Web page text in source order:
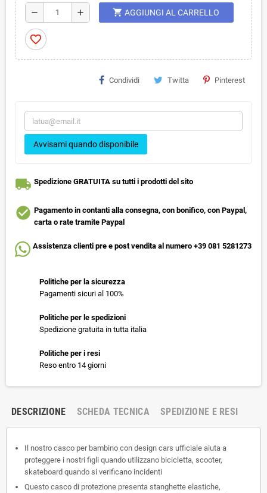
remove add shopping_cart AGGIUNGI AL CARRELLO
favorite_border
Condividi Twitta Pinterest
Avvisami quando disponibile
local_shipping Spedizione GRATUITA su tutti i prodotti del sito
check_circle Pagamento in contanti alla consegna, con bonifico, con Paypal,
carta o rate tramite Paypal
Assistenza clienti pre e post vendita al numero +39 081 5281273
Politiche per la sicurezza
Pagamenti sicuri al 100%
Politiche per le spedizioni
Spedizione gratuita in tutta italia
Politiche per i resi
Reso entro 14 giorni
DESCRIZIONE SCHEDA TECNICA SPEDIZIONE E RESI
Il nostro casco per bambino con design cars ufficiale aiuta a
proteggere i nostri figli quando utilizzano bicicletta, scooter,
skateboard quando si verificano incidenti
Questo casco di protezione presenta stanghette elastiche,